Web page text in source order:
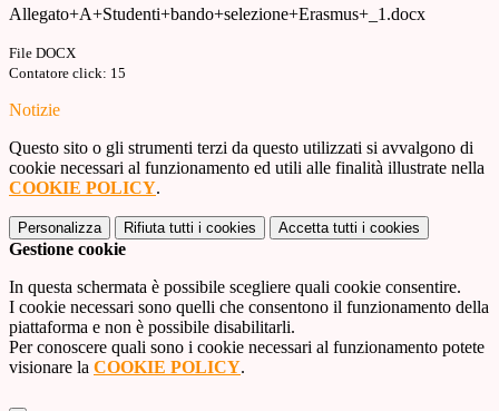
Allegato+A+Studenti+bando+selezione+Erasmus+_1.docx
File DOCX
Contatore click: 15
Notizie
Questo sito o gli strumenti terzi da questo utilizzati si avvalgono di
cookie necessari al funzionamento ed utili alle finalità illustrate nella
COOKIE POLICY.
Personalizza Rifiuta tutti i cookies Accetta tutti i cookies
Gestione cookie
In questa schermata è possibile scegliere quali cookie consentire.
I cookie necessari sono quelli che consentono il funzionamento della
piattaforma e non è possibile disabilitarli.
Per conoscere quali sono i cookie necessari al funzionamento potete
visionare la COOKIE POLICY.